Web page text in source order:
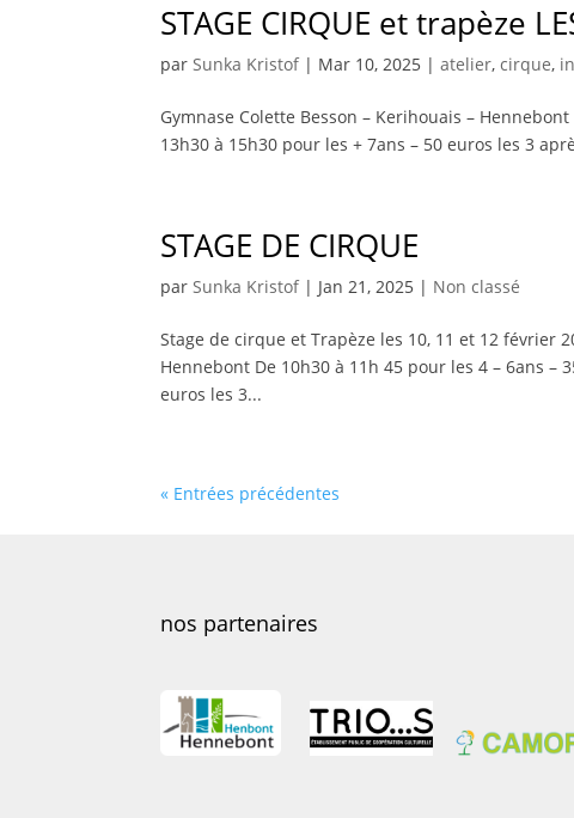
STAGE CIRQUE et trapèze
parSunka Kristof| Mar 10, 2025 |atelier,cirque,
Gymnase Colette Besson – Kerihouais –
13h30 à 15h30 pour les + 7ans – 50 euros les 3
STAGE DE CIRQUE
parSunka Kristof| Jan 21, 2025 | Non classé
Stage de cirque et Trapèze les 10, 11 et 12 février
Hennebont De 10h30 à 11h 45 pour les 4 – 6ans –
euros les 3...
« Entrées précédentes
nos partenaires